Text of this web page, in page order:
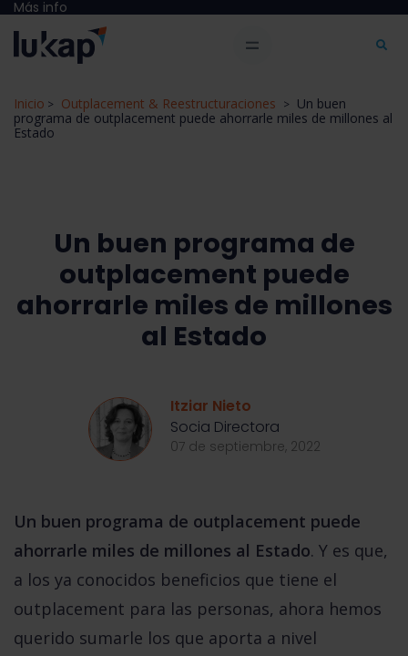
Más info
Inicio > Outplacement & Reestructuraciones > Un buen
programa de outplacement puede ahorrarle miles de millones al
Estado
Un buen programa de
outplacement puede
ahorrarle miles de millones
al Estado
Itziar Nieto
Socia Directora
07 de septiembre, 2022
Un buen programa de outplacement puede
ahorrarle miles de millones al Estado. Y es que,
a los ya conocidos beneficios que tiene el
outplacement para las personas, ahora hemos
querido sumarle los que aporta a nivel